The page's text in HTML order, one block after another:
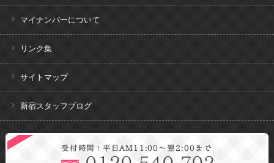
マイナンバーについて
リンク集
サイトマップ
新宿スタッフブログ